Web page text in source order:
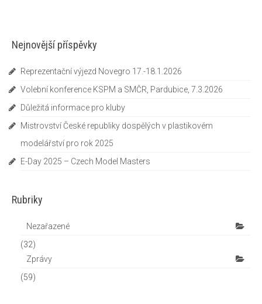
Nejnovější příspěvky
Reprezentační výjezd Novegro 17.-18.1.2026
Volební konference KSPM a SMČR, Pardubice, 7.3.2026
Důležitá informace pro kluby
Mistrovství České republiky dospělých v plastikovém
modelářství pro rok 2025
E-Day 2025 – Czech Model Masters
Rubriky
Nezařazené
(32)
Zprávy
(59)